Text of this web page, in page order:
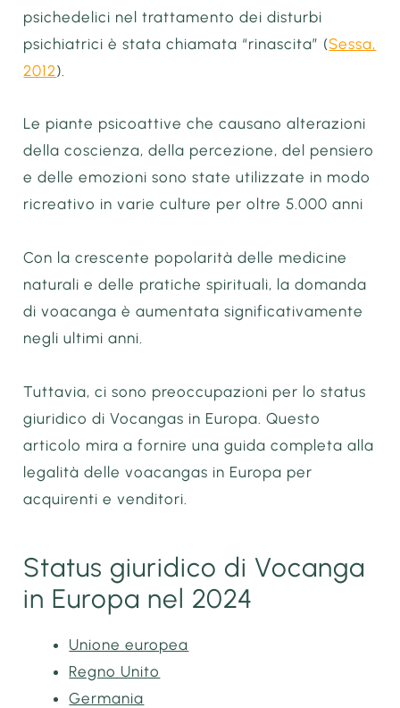
psichedelici nel trattamento dei disturbi
psichiatrici è stata chiamata “rinascita” (Sessa,
2012).
Le piante psicoattive che causano alterazioni
della coscienza, della percezione, del pensiero
e delle emozioni sono state utilizzate in modo
ricreativo in varie culture per oltre 5.000 anni
Con la crescente popolarità delle medicine
naturali e delle pratiche spirituali, la domanda
di voacanga è aumentata significativamente
negli ultimi anni.
Tuttavia, ci sono preoccupazioni per lo status
giuridico di Vocangas in Europa. Questo
articolo mira a fornire una guida completa alla
legalità delle voacangas in Europa per
acquirenti e venditori.
Status giuridico di Vocanga
in Europa nel 2024
Unione europea
Regno Unito
Germania